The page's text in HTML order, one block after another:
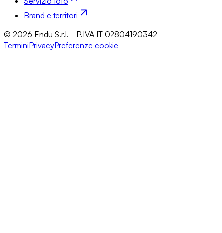
Brand e territori
© 2026 Endu S.r.l. - P.IVA IT 02804190342
TerminiPrivacyPreferenze cookie